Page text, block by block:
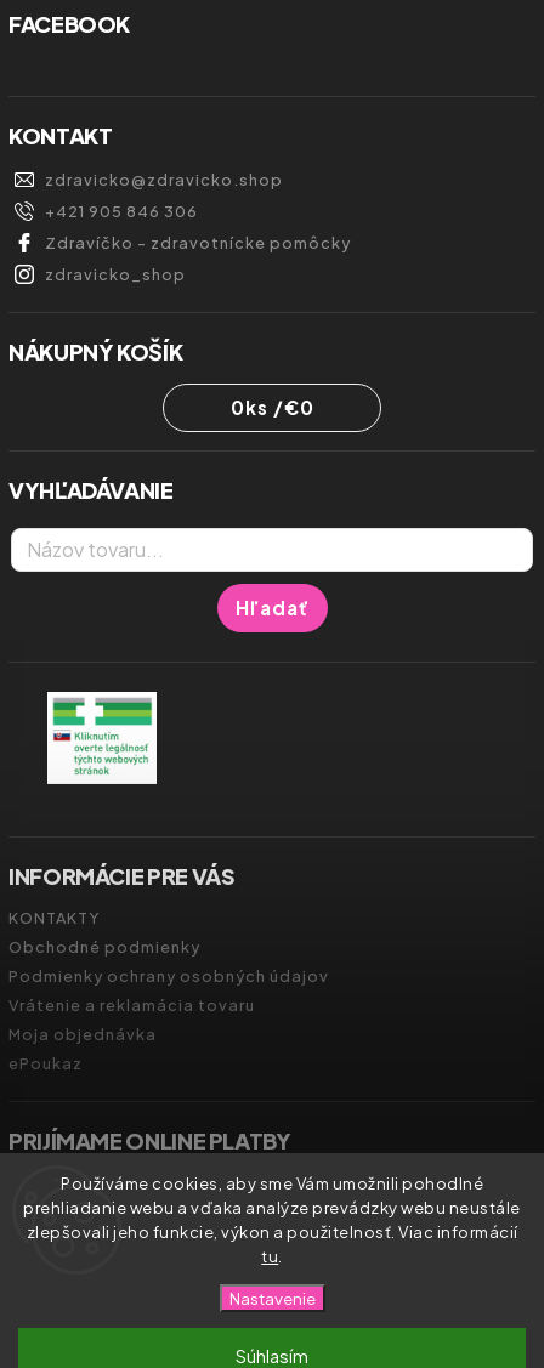
Používáme cookies, aby sme Vám umožnili pohodlné
prehliadanie webu a vďaka analýze prevádzky webu neustále
zlepšovali jeho funkcie, výkon a použitelnosť. Viac informácií
tu
Nastavenie
Súhlasím
FACEBOOK
KONTAKT
zdravicko@zdravicko.shop
+421 905 846 306
Zdravíčko - zdravotnícke pomôcky
zdravicko_shop
NÁKUPNÝ KOŠÍK
0ks /€0
VYHĽADÁVANIE
Hľadať
INFORMÁCIE PRE VÁS
KONTAKTY
Obchodné podmienky
Podmienky ochrany osobných údajov
Vrátenie a reklamácia tovaru
Moja objednávka
ePoukaz
PRIJÍMAME ONLINE PLATBY
Zdravíčko.shop. Všetky práva vyhradené.
Shoptet| DesignShoptak.cz.